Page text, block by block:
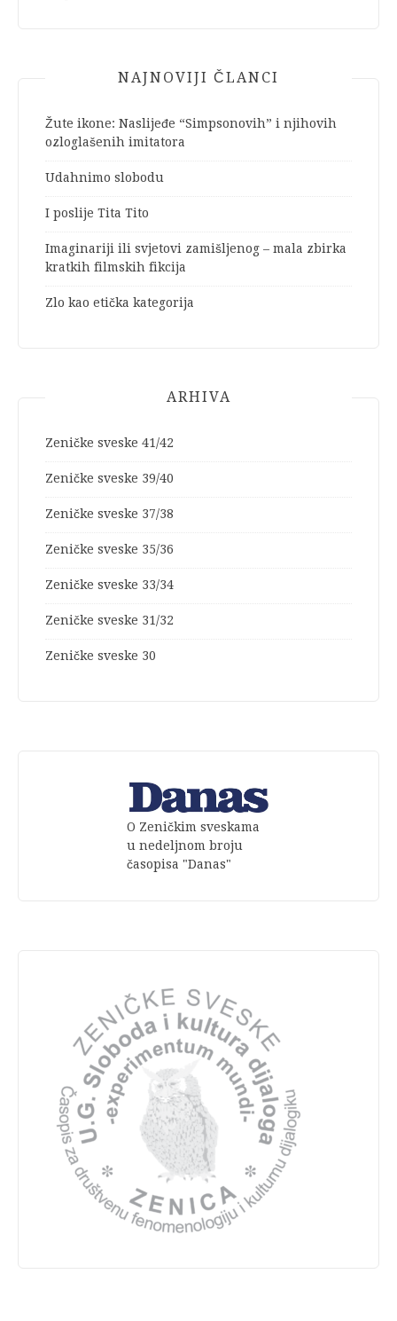
NAJNOVIJI ČLANCI
Žute ikone: Naslijeđe “Simpsonovih” i njihovih
ozloglašenih imitatora
Udahnimo slobodu
I poslije Tita Tito
Imaginariji ili svjetovi zamišljenog – mala zbirka
kratkih filmskih fikcija
Zlo kao etička kategorija
ARHIVA
Zeničke sveske 41/42
Zeničke sveske 39/40
Zeničke sveske 37/38
Zeničke sveske 35/36
Zeničke sveske 33/34
Zeničke sveske 31/32
Zeničke sveske 30
O Zeničkim sveskama
u nedeljnom broju
časopisa "Danas"